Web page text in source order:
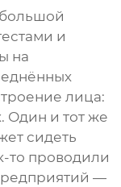
и
на
лица:
Один и тот же
сидеть
то проводили
—